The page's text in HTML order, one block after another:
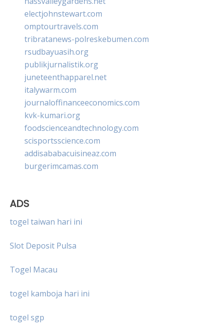
electjohnstewart.com
omptourtravels.com
tribratanews-polreskebumen.com
rsudbayuasih.org
publikjurnalistik.org
juneteenthapparel.net
italywarm.com
journaloffinanceeconomics.com
kvk-kumari.org
foodscienceandtechnology.com
scisportsscience.com
addisababacuisineaz.com
burgerimcamas.com
ADS
togel taiwan hari ini
Slot Deposit Pulsa
Togel Macau
togel kamboja hari ini
togel sgp